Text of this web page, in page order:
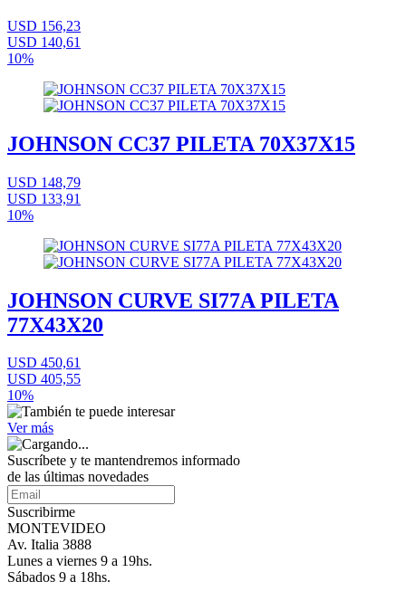
USD 156,23
USD 140,61
10%
JOHNSON CC37 PILETA 70X37X15
USD 148,79
USD 133,91
10%
JOHNSON CURVE SI77A PILETA
77X43X20
USD 450,61
USD 405,55
10%
Ver más
Suscríbete y te mantendremos informado
de las últimas novedades
Suscribirme
MONTEVIDEO
Av. Italia 3888
Lunes a viernes 9 a 19hs.
Sábados 9 a 18hs.